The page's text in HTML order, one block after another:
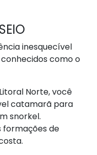
inesquecível
como o
Norte, você
catamarã para
snorkel.
formações de